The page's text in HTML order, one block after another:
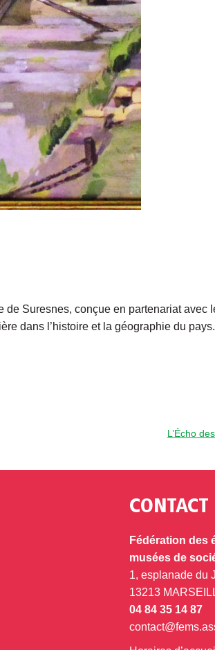
Suresnes, conçue en partenariat avec
dans l’histoire et la géographie du pays.
L’Écho
CONTACT
Fédération des
musées de
1, esplanade du
13213
04 84 35 14 87